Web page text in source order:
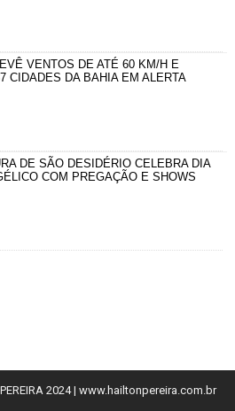
VENTOS DE ATÉ 60 KM/H E
CIDADES DA BAHIA EM ALERTA
DE SÃO DESIDÉRIO CELEBRA DIA
COM PREGAÇÃO E SHOWS
2024| www.hailtonpereira.com.br